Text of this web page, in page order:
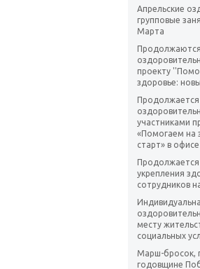
Апрельские
групповые
Марта
проекту
здоровье:
Продолжается
участниками
«Помогаем на
старт» в
Продолжается
укрепления
сотрудников
месту
социальных
Марш-бросок,
годовщине